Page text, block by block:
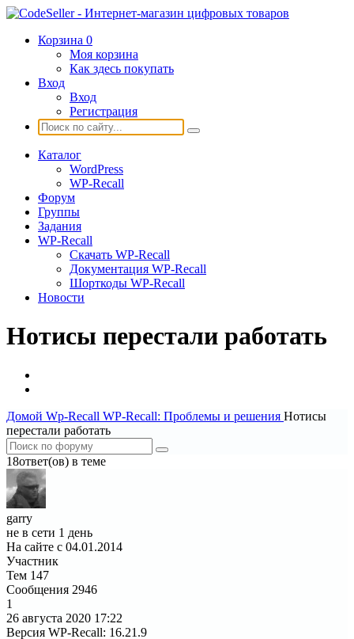
Корзина 0
Моя корзина
Как здесь покупать
Вход
Вход
Регистрация
Каталог
WordPress
WP-Recall
Форум
Группы
Задания
WP-Recall
Скачать WP-Recall
Документация WP-Recall
Шорткоды WP-Recall
Новости
Нотисы перестали работать
Домой Wp-Recall WP-Recall: Проблемы и решения Нотисы
перестали работать
18ответ(ов) в теме
garry
не в сети 1 день
На сайте с 04.01.2014
Участник
Тем 147
Сообщения 2946
1
26 августа 2020 17:22
Версия WP-Recall: 16.21.9